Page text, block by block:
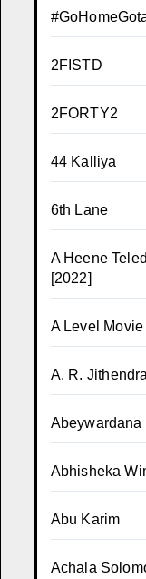
2FISTD
2FORTY2
44 Kalliya
6th Lane
A Heene
[2022]
A Level
A. R. Jithendra
Abhisheka
Abu Karim
Achala